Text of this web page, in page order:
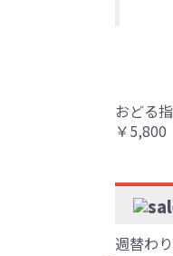
おどる
￥5,800
週替わ